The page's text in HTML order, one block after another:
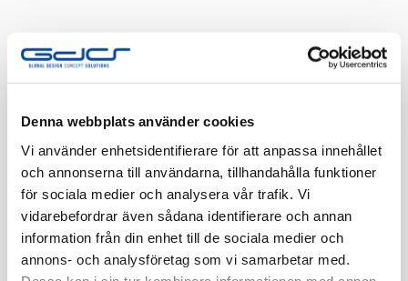
Denna webbplats använder cookies
Vi använder enhetsidentifierare för att anpassa innehållet
och annonserna till användarna, tillhandahålla funktioner
för sociala medier och analysera vår trafik. Vi
vidarebefordrar även sådana identifierare och annan
information från din enhet till de sociala medier och
annons- och analysföretag som vi samarbetar med.
Apparatlåda 008.PG.CA.G IP65
Kopplingslåda med totalt 10st integrerade nipplar för
kabelinföring Grå
Artnr:
21008230
EAN-kod:
8017521112701